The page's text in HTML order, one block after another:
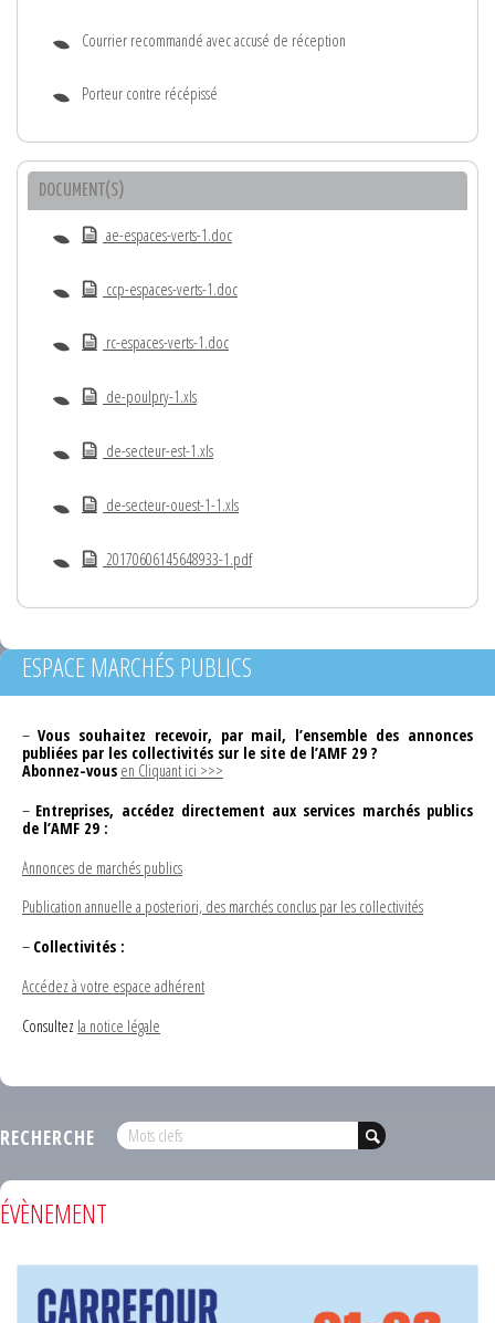
Courrier recommandé avec accusé de réception
Porteur contre récépissé
DOCUMENT(S)
ae-espaces-verts-1.doc
ccp-espaces-verts-1.doc
rc-espaces-verts-1.doc
de-poulpry-1.xls
de-secteur-est-1.xls
de-secteur-ouest-1-1.xls
20170606145648933-1.pdf
ESPACE MARCHÉS PUBLICS
– Vous souhaitez recevoir, par mail, l’ensemble des annonces
publiées par les collectivités sur le site de l’AMF 29 ?
Abonnez-vous en Cliquant ici >>>
– Entreprises, accédez directement aux services marchés publics
de l’AMF 29 :
Annonces de marchés publics
Publication annuelle a posteriori, des marchés conclus par les collectivités
– Collectivités :
Accédez à votre espace adhérent
Consultez la notice légale
RECHERCHE
ÉVÈNEMENT